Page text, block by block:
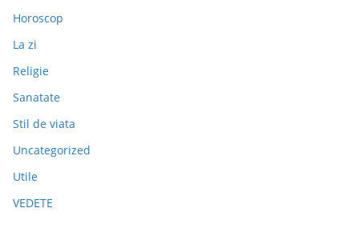
Horoscop
La zi
Religie
Sanatate
Stil de viata
Uncategorized
Utile
VEDETE